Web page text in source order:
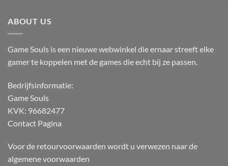
ABOUT US
Game Souls is een nieuwe webwinkel die ernaar streeft elke
gamer te koppelen met de games die echt bij ze passen.
Bedrijfsinformatie:
Game Souls
KVK: 96682477
Contact Pagina
Voor de retourvoorwaarden wordt u verwezen naar de
algemene voorwaarden